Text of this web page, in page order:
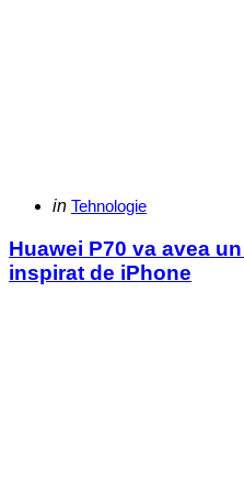
Categories
Posted
in Tehnologie
Huawei P70 va avea
inspirat de iPhone